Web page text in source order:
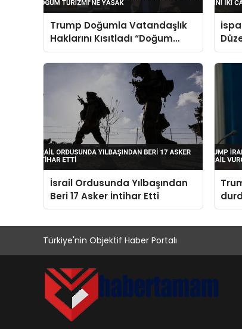
Trump Doğumla Vatandaşlık
Haklarını Kısıtladı “Doğum
Turizmi”ne Yasak
Aldı
İsrail Ordusunda Yılbaşından
Beri 17 Asker İntihar Etti
Türkiye'nin Objektif Haber Portalı